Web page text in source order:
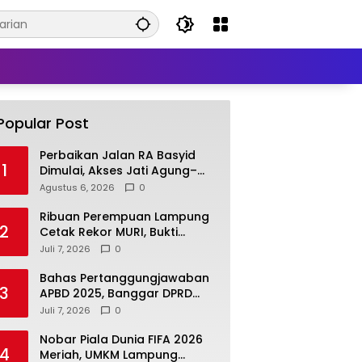
Post
1
Perbaikan Jalan RA Basyid
Dimulai, Akses Jati Agung–
Bandar Lampung Makin
Agustus 6, 2026 0
2
Ribuan Perempuan Lampung
Cetak Rekor MURI, Bukti
Tingginya Kesadaran Deteksi
Juli 7, 2026 0
3
Bahas Pertanggungjawaban
APBD 2025, Banggar DPRD
Lamsel Minta Program UMKM
Juli 7, 2026 0
4
Nobar Piala Dunia FIFA 2026
Meriah, UMKM Lampung